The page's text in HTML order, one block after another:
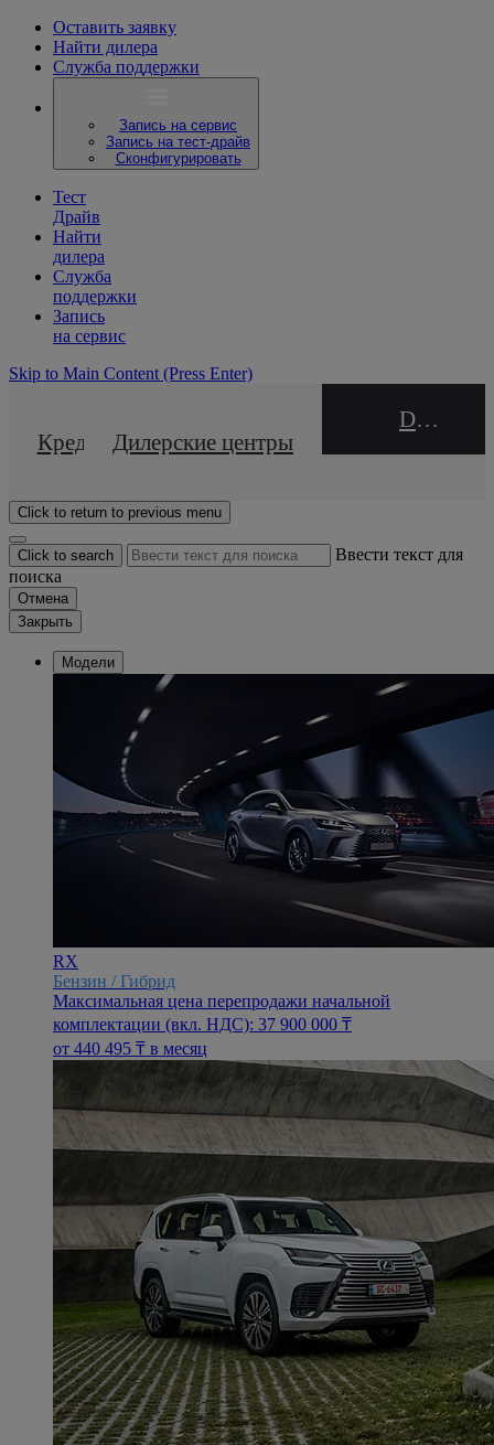
Оставить заявку
Найти дилера
Служба поддержки
Запись на сервис
Запись на тест-драйв
Сконфигурировать
Тест
Драйв
Найти
дилера
Служба
поддержки
Запись
на сервис
Skip to Main Content (Press Enter)
Кредитный калькулятор
Дилерские центры
DEALER NAME
Click to return to previous menu
Click to search
Ввести текст для
поиска
Отмена
Закрыть
Модели
RX
Бензин / Гибрид
Максимальная цена перепродажи начальной
комплектации (вкл. НДС): 37 900 000 ₸
oт 440 495 ₸ в месяц